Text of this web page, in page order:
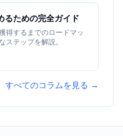
ための完全ガイド
得するまでのロードマッ
ステップを解説。
すべてのコラムを見る →